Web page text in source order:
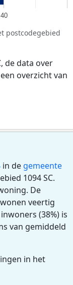
40
postcodegebied
de data over
overzicht van
in de gemeente
1094 SC.
De
veertig
(38%) is
van gemiddeld
in het